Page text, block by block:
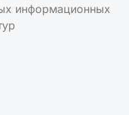
информационных